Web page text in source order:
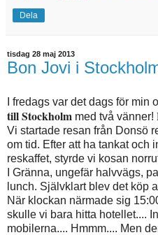
Dela
tisdag 28 maj 2013
Bon Jovi i
I fredags var det dags för min
till Stockholm med två vänner!
Vi startade resan från Donsö
om tid. Efter att ha tankat och
reskaffet, styrde vi kosan
I Gränna, ungefär halvvägs,
lunch. Självklart blev det köp
När klockan närmade sig
skulle vi bara hitta hotellet....
mobilerna.... Hmmm.... Men